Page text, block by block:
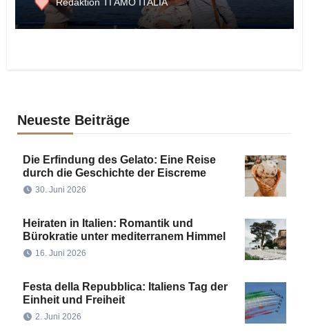
Neueste Beiträge
Die Erfindung des Gelato: Eine Reise
durch die Geschichte der Eiscreme
30. Juni 2026
Heiraten in Italien: Romantik und
Bürokratie unter mediterranem Himmel
16. Juni 2026
Festa della Repubblica: Italiens Tag der
Einheit und Freiheit
2. Juni 2026